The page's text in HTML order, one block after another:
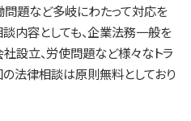
問題など多岐にわたって対応を
談内容としても、企業法務一般を
社設立、労使問題など様々なトラ
の法律相談は原則無料としており